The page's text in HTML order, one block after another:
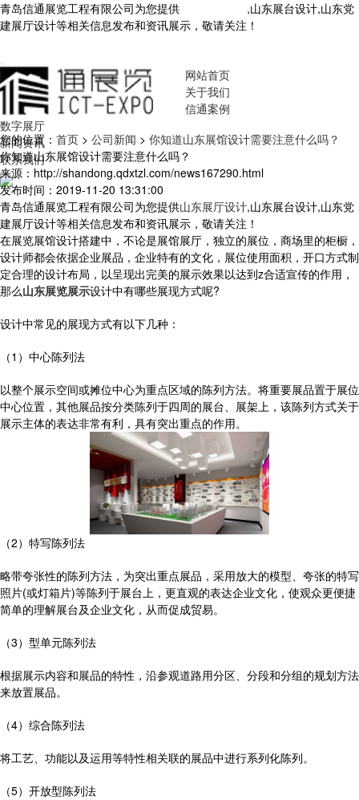
青岛信通展览工程有限公司为您提供
,山东展台设计,山东党
建展厅设计等相关信息发布和资讯展示，敬请关注！
网站首页
关于我们
信通案例
数字展厅
新闻资讯
联系我们
您的位置： 首页 > 公司新闻 > 你知道山东展馆设计需要注意什么吗？
你知道山东展馆设计需要注意什么吗？
来源：http://shandong.qdxtzl.com/news167290.html
发布时间：2019-11-20 13:31:00
青岛信通展览工程有限公司为您提供山东展厅设计,山东展台设计,山东党
建展厅设计等相关信息发布和资讯展示，敬请关注！
在展览展馆设计搭建中，不论是展馆展厅，独立的展位，商场里的柜橱，
设计师都会依据企业展品，企业特有的文化，展位使用面积，开口方式制
定合理的设计布局，以呈现出完美的展示效果以达到z合适宣传的作用，
那么山东展览展示设计中有哪些展现方式呢?
设计中常见的展现方式有以下几种：
（1）中心陈列法
以整个展示空间或摊位中心为重点区域的陈列方法。将重要展品置于展位
中心位置，其他展品按分类陈列于四周的展台、展架上，该陈列方式关于
展示主体的表达非常有利，具有突出重点的作用。
（2）特写陈列法
略带夸张性的陈列方法，为突出重点展品，采用放大的模型、夸张的特写
照片(或灯箱片)等陈列于展台上，更直观的表达企业文化，使观众更便捷
简单的理解展台及企业文化，从而促成贸易。
（3）型单元陈列法
根据展示内容和展品的特性，沿参观道路用分区、分段和分组的规划方法
来放置展品。
（4）综合陈列法
将工艺、功能以及运用等特性相关联的展品中进行系列化陈列。
（5）开放型陈列法